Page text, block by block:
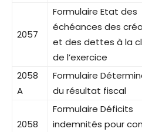
2057
Formulaire Etat des
échéances des
et des dettes à la
de l’exercice
2058
A
Formulaire
du résultat fiscal
2058
Formulaire Déficits
indemnités pour